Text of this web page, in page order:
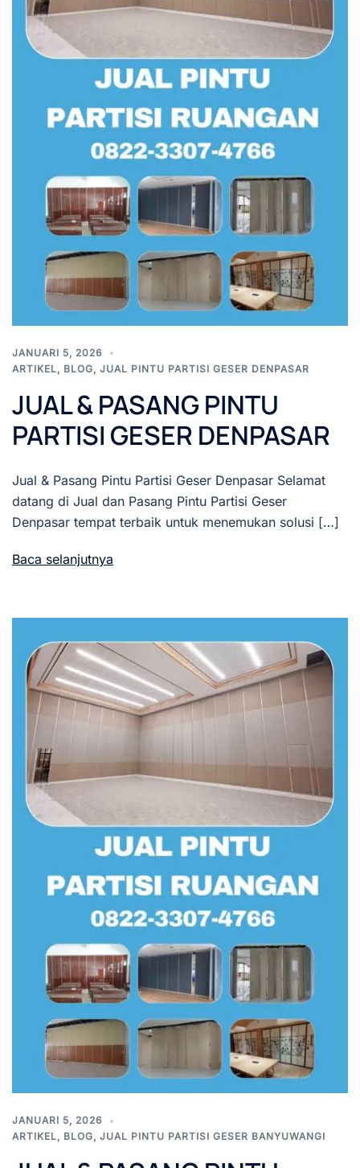
JANUARI 5, 2026
ARTIKEL, BLOG, JUAL PINTU PARTISI GESER DENPASAR
JUAL & PASANG PINTU
PARTISI GESER DENPASAR
Jual & Pasang Pintu Partisi Geser Denpasar Selamat
datang di Jual dan Pasang Pintu Partisi Geser
Denpasar tempat terbaik untuk menemukan solusi […]
Baca selanjutnya
JANUARI 5, 2026
ARTIKEL, BLOG, JUAL PINTU PARTISI GESER BANYUWANGI